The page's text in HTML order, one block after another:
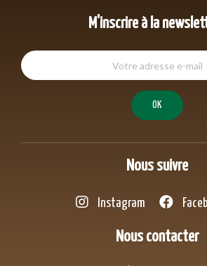
M'inscrire à la
Nous suivre
Instagram
Nous contacter